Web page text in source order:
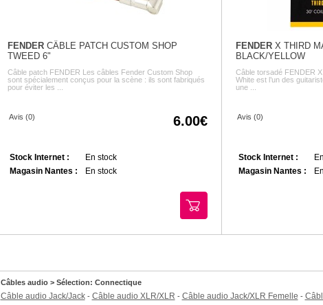
FENDERCÂBLE PATCH CUSTOM SHOP
TWEED 6"
Câble patch FENDER Les câbles Fender Custom Shop
sont spécialement conçus pour la scène : ils sont fabriqués
pour éviter les ...
Avis (0) 6.00
Stock Internet :
En stock
Magasin Nantes :
En stock
FENDERX THIRD
BLACK/YELLOW
Câble torsadé FENDER
White est l’un des
une ...
Avis (0)
Stock Internet :
Magasin Nantes :
Câbles audio > Sélection: Connectique
Câble audio Jack/Jack- Câble audio XLR/XLR - Câble audio Jack/XLR Femelle -